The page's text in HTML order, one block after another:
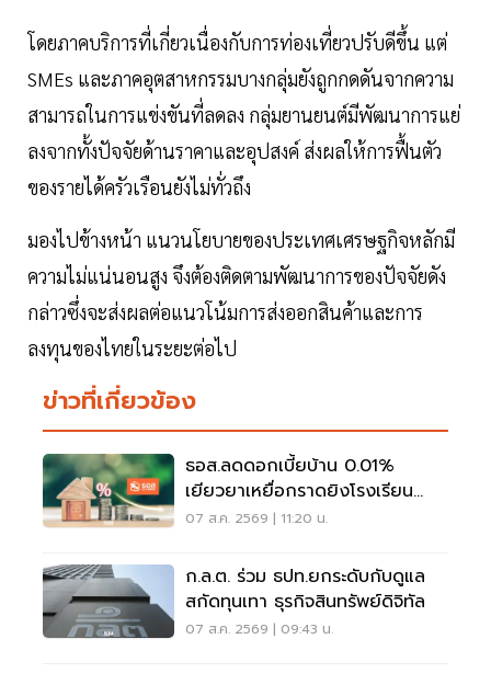
โดยภาคบริการที่เกี่ยวเนื่องกับการท่องเที่ยวปรับดีขึ้น แต่
SMEs และภาคอุตสาหกรรมบางกลุ่มยังถูกกดดันจากความ
สามารถในการแข่งขันที่ลดลง กลุ่มยานยนต์มีพัฒนาการแย่
ลงจากทั้งปัจจัยด้านราคาและอุปสงค์ ส่งผลให้การฟื้นตัว
ของรายได้ครัวเรือนยังไม่ทั่วถึง
มองไปข้างหน้า แนวนโยบายของประเทศเศรษฐกิจหลักมี
ความไม่แน่นอนสูง จึงต้องติดตามพัฒนาการของปัจจัยดัง
กล่าวซึ่งจะส่งผลต่อแนวโน้มการส่งออกสินค้าและการ
ลงทุนของไทยในระยะต่อไป
ข่าวที่เกี่ยวข้อง
ธอส.ลดดอกเบี้ยบ้าน 0.01%
เยียวยาเหยื่อกราดยิงโรงเรียน
จ.นนทบุรี
07 ส.ค. 2569 | 11:20 น.
ก.ล.ต. ร่วม ธปท.ยกระดับกับดูแล
สกัดทุนเทา ธุรกิจสินทรัพย์ดิจิทัล
07 ส.ค. 2569 | 09:43 น.